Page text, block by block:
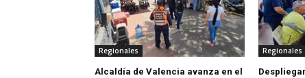
Regionales
Alcaldía de Valencia avanza en el
Regionales